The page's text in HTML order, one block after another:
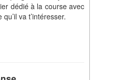
dédié à la course avec
va t’intéresser.